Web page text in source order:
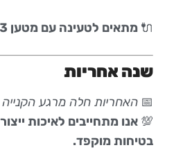
🔌 מתאים לטעינה עם מטען XLR-3
שנה אחריות
📅 האחריות חלה מרגע הקנייה
💯 אנו מתחייבים לאיכות
בטיחות מוקפד.